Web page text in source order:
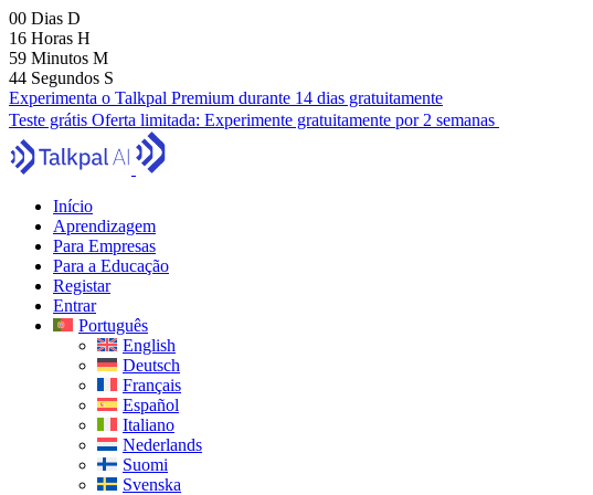
00 Dias D
16 Horas H
59 Minutos M
42 Segundos S
Experimenta o Talkpal Premium durante 14 dias gratuitamente
Teste grátis Oferta limitada: Experimente gratuitamente por 2 semanas
Início
Aprendizagem
Para Empresas
Para a Educação
Registar
Entrar
Português
English
Deutsch
Français
Español
Italiano
Nederlands
Suomi
Svenska